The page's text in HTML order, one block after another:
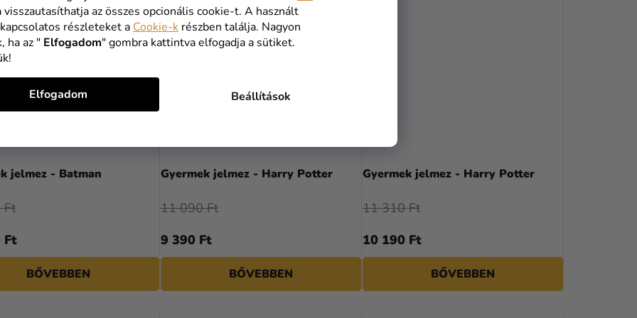
az összes opcionális cookie-t. A használt
részleteket a Cookie-k részben találja. Nagyon
ha az " Elfogadom" gombra kattintva elfogadja a sütiket.
Beállítások
Elfogadom
jelmez - Batman
A
termék
Ft
Ft
BŐVEBBEN
Gyermek jelmez - Harry Potter
9 390 Ft
11 090 Ft
BŐVEBBEN
Gyermek jelmez - Harry Potter
10 190 Ft
11 310 Ft
BŐVEBBEN